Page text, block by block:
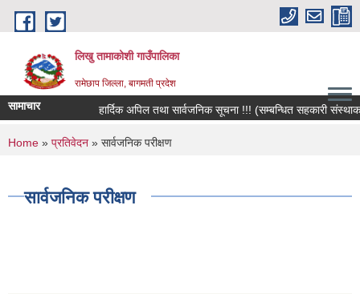
Skip to main content
लिखु तामाकोशी गाउँपालिका
रामेछाप जिल्ला, बागमती प्रदेश
सामाचार हार्दिक अपिल तथा सार्वजनिक सूचना !!! (सम्बन्धित सहकारी संस्थाका
You are here
Home » प्रतिवेदन » सार्वजनिक परीक्षण
सार्वजनिक परीक्षण